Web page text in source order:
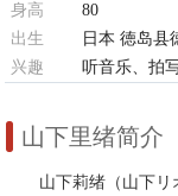
身高
80
出生
日本 徳岛县
兴趣
听音乐、拍
山下里绪简介
山下莉绪（山下